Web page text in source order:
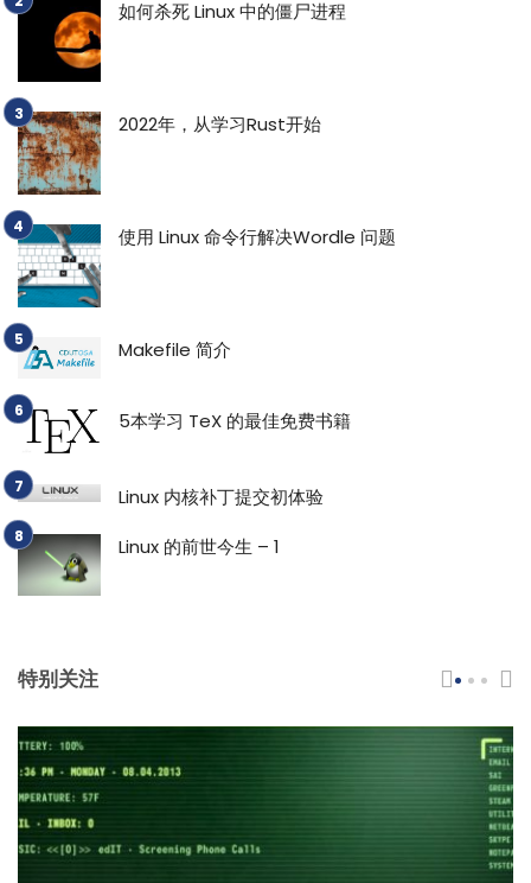
如何杀死 Linux 中的僵尸进程
2022年，从学习Rust开始
使用 Linux 命令行解决Wordle 问题
Makefile 简介
5本学习 TeX 的最佳免费书籍
Linux 内核补丁提交初体验
Linux 的前世今生 – 1
特别关注